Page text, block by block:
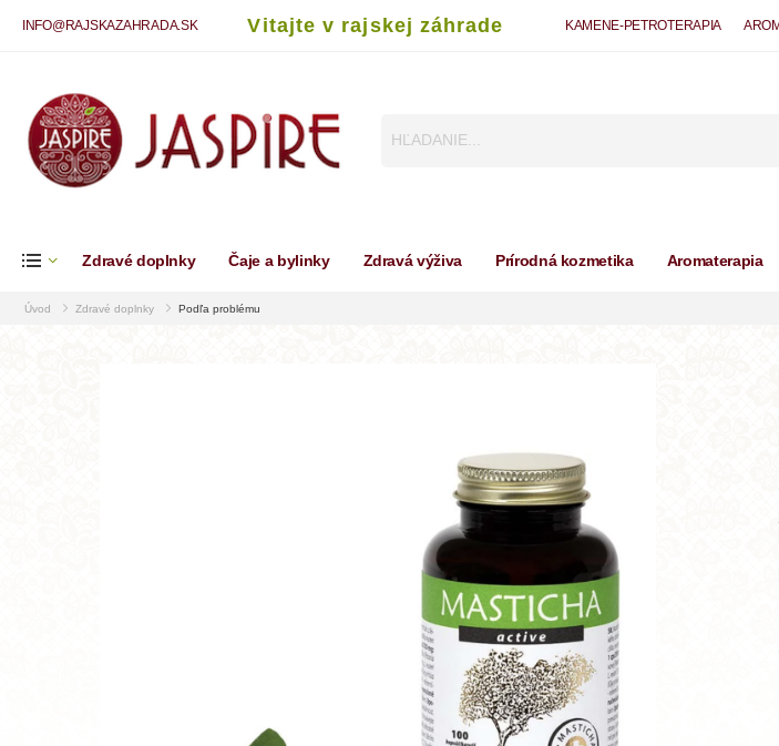
INFO@RAJSKAZAHRADA.SK Vitajte v rajskej záhrade KAMENE-PETROTERAPIA
Zdravé doplnky Čaje a bylinky Zdravá výživa Prírodná kozmetika Aromaterapia
Úvod Zdravé doplnky Podľa problému